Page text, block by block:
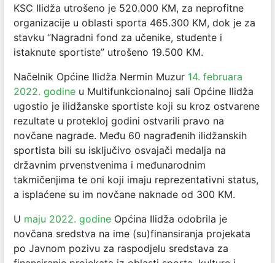
KSC Ilidža utrošeno je 520.000 KM, za neprofitne
organizacije u oblasti sporta 465.300 KM, dok je za
stavku “Nagradni fond za učenike, studente i
istaknute sportiste” utrošeno 19.500 KM.
Načelnik Općine Ilidža Nermin Muzur 14. februara
2022. godine u Multifunkcionalnoj sali Općine Ilidža
ugostio je ilidžanske sportiste koji su kroz ostvarene
rezultate u protekloj godini ostvarili pravo na
novčane nagrade. Među 60 nagrađenih ilidžanskih
sportista bili su isključivo osvajači medalja na
državnim prvenstvenima i međunarodnim
takmičenjima te oni koji imaju reprezentativni status,
a isplaćene su im novčane naknade od 300 KM.
U maju 2022. godine Općina Ilidža odobrila je
novčana sredstva na ime (su)finansiranja projekata
po Javnom pozivu za raspodjelu sredstava za